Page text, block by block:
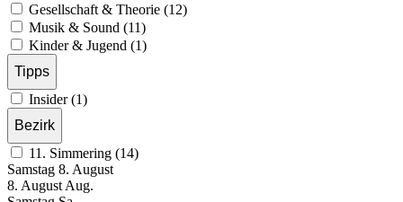
Gesellschaft & Theorie (12)
Musik & Sound (11)
Kinder & Jugend (1)
Tipps
Insider (1)
Bezirk
11. Simmering (14)
Samstag 8. August
8. August Aug.